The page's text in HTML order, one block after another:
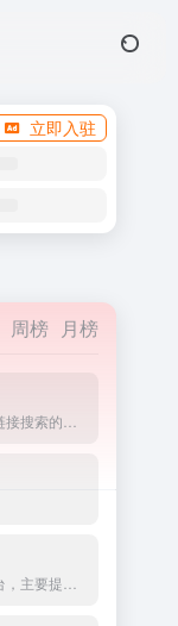
立即入驻
周榜 月榜